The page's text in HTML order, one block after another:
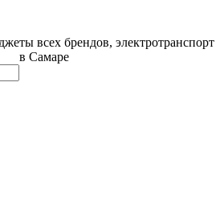
всех брендов, электротранспорт
в Самаре